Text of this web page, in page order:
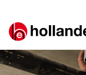
content